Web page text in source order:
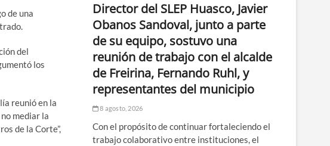
de una
del
los
reunió en la
mediar la
de la Corte”,
Director del SLEP Huasco, Javier
Obanos Sandoval, junto a parte
de su equipo, sostuvo una
reunión de trabajo con el alcalde
de Freirina, Fernando Ruhl, y
representantes del municipio
8 agosto, 2026
Con el propósito de continuar fortaleciendo el
trabajo colaborativo entre instituciones, el